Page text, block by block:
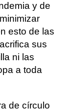
y de
esto de las
sus
ni las
a toda
de círculo